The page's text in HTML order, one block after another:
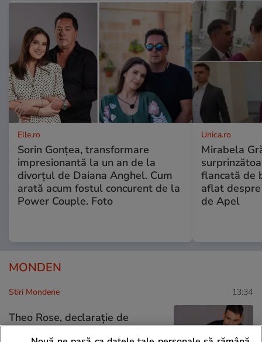
Elle.ro
Sorin Gonțea, transformare
impresionantă la un an de la
divorțul de Daiana Anghel. Cum
arată acum fostul concurent de la
Power Couple. Foto
Unica.ro
Mirabela
flancată de
aflat
de Apel
MONDEN
Stiri Mondene 13:34
Theo Rose, declarație de
dragoste pentru Anghel